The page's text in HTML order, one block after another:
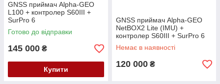
GNSS приймач Alpha-GEO
L100 + контролер S60III +
SurPro 6
Готово до відправки
145 000 ₴
Купити
GNSS приймач Alpha-GEO
NetBOX2 Lite (IMU) +
контролер S60III + SurPro 6
Немає в наявності
120 000 ₴